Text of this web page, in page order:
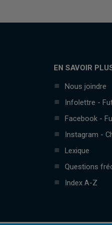
EN SAVOIR
Nous joindre
Infolettre -
Facebook -
Instagram -
Lexique
Questions
Index A-Z